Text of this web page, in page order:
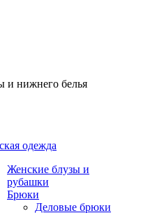
и нижнего белья
одежда
Женские блузы и
рубашки
Брюки
Деловые брюки